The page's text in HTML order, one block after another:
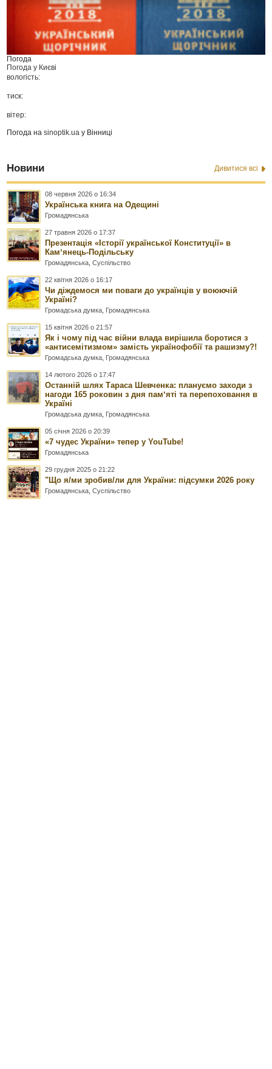
Погода
Погода у Києві
вологість:
тиск:
вітер:
Погода наsinoptik.ua у Вінниці
Новини Дивитися всі
08 червня 2026 о 16:34
Українська книга на Одещині
Громадянська
27 травня 2026 о 17:37
Презентація «Історії української Конституції» в
Камʼянець-Подільську
Громадянська ,Суспільство
22 квітня 2026 о 16:17
Чи діждемося ми поваги до українців у воюючій
Україні?
Громадська думка Громадянська
15 квітня 2026 о 21:57
Як і чому під час війни влада вирішила боротися з
«антисемітизмом» замість українофобії та рашизму?!
Громадська думка Громадянська
14 лютого 2026 о 17:47
Останній шлях Тараса Шевченка: плануємо заходи з
нагоди 165 роковин з дня памʼяті та перепоховання в
Україні
Громадська думка Громадянська
05 січня 2026 о 20:39
«7 чудес України» тепер у YouTube!
Громадянська
29 грудня 2025 о 21:22
"Що я/ми зробив/ли для України: підсумки 2026 року
Громадянська ,Суспільство